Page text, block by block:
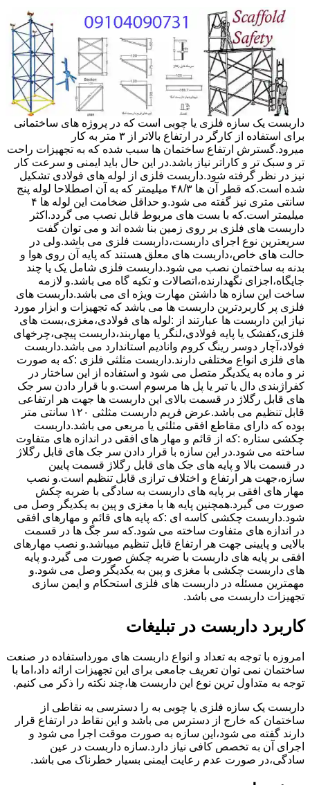
داربست یک سازه فلزی یا چوبی است که در پروژه های ساختمانی
برای استفاده از کارگر در ارتفاع بالاتر از ۳ متر به کار
میرود.گسترش ارتفاع ساختمان ها سبب شده که به تجهیزات راحت
تر و سبک تر و کاراتر نیاز باشد.در این حال باید ایمنی و سرعت کار
نیز در نظر گرفته شود.داربست فلزی از لوله های فولادی تشکیل
شده است.که قطر آن ها ۴۸/۳ میلیمتر که به آن اصطلاحا لوله پنج
سانتی متری نیز گفته می شود.و حداقل ضخامت این لوله ها ۴
میلیمتر است.که با بست های مربوط قابل نصب می گردد.اکثر
داربست های فلزی بر روی زمین بنا شده اند و می توان گفت
سریعترین نوع اجرای داربست،داربست فلزی می باشد.ولی در
حالت های خاص،داربست های معلق هستند که پایه آن روی هوا و
بدنه به ساختمان نصب می شود.داربست فلزی شامل یک یا چند
جایگاه،اجزای نگهدارنده،اتصالات و تکیه گاه می باشد.و لازمه
ساخت این سازه ها داشتن مهارت ویژه ای می باشد.داربست های
فلزی پر کاربردترین داربست ها می باشد که تجهیزات و ابزار مورد
نیاز این داربست ها عبارتند از :لوله های فولادی،مغزی،بست های
فلزی،کفشک یا پایه فولادی،لنگر یا مهاربند،داربست پیچی،چرخهای
فولاد،آچار دوسر رینگ کروم وانادیم استاندارد می باشد.داربست
های فلزی انواع مختلفی دارند.داربست مثلثی فلزی :که به صورت
نر و ماده به یکدیگر متصل می شود و استفاده از این ساختار در
کفراژبندی دال یا تیر یا پل ها مرسوم است.و با قرار دادن سر جک
های قابل رگلاژ در قسمت بالای این داربست ها جهت هر ارتفاعی
قابل تنظیم می باشد.عرض فریم داربست مثلثی ۱۲۰ سانتی متر
بوده که دارای مقاطع افقی مثلثی یا مربعی می باشد.داربست
چکشی ستاره :که از قائم و مهار های افقی در اندازه های متفاوت
ساخته می شود.در این سازه با قرار دادن سر جک های قابل رگلاژ
در قسمت بالا و پایه های جک های قابل رگلاژ قسمت پایین
سازه،جهت هر ارتفاع و اختلاف ترازی قابل تنظیم است.و نصب
مهار های افقی بر پایه های داربست به سادگی با ضربه چکش
صورت می گیرد.همچنین پایه ها با مغزی و پین به یکدیگر وصل می
شود.داربست چکشی کاسه ای :که پایه های قائم و مهارهای افقی
در اندازه های متفاوت ساخته می شود.که سر جگ ها در قسمت
بالایی و پایینی جهت هر ارتفاع قابل تنظیم میباشد.و نصب مهارهای
افقی بر پایه های داربست با ضربه چکش صورت می گیرد.و پایه
های داربست چکشی با مغزی و پین به یکدیگر وصل می شود.و
مهمترین مسئله در داربست های فلزی استحکام و ایمن سازی
تجهیزات داربست می باشد.
کاربرد داربست در تبلیغات
امروزه با توجه به تعداد و انواع داربست های مورداستفاده در صنعت
ساختمان نمی توان تعریف جامعی برای این تجهیزات ارائه داد،اما با
توجه به متداول ترین نوع این داربست ها،چند نکته را ذکر می کنیم.
داربست یک سازه فلزی یا چوبی به را دسترسی به نقاطی از
ساختمان که خارج از دسترس می باشد و این نقاط در ارتفاع قرار
دارند گفته می شود،این سازه به صورت موقت اجرا می شود و
اجرای آن به تخصص کافی نیاز دارد.سازه داربست در عین
سادگی،در صورت عدم رعایت ایمنی بسیار خطرناک می باشد.